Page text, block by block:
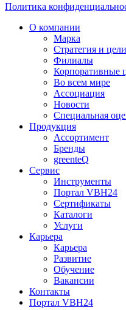
Политика
О компании
Марка
Стратегия и цели
Филиалы
Корпоративные
Во всем мире
Ассоциация
Новости
Специальная
Продукция
Ассортимент
Бренды
greenteQ
Сервис
Инструменты
Портал VBH24
Сертификаты
Каталоги
Услуги
Карьера
Карьера
Развитие
Обучение
Вакансии
Контакты
Портал VBH24